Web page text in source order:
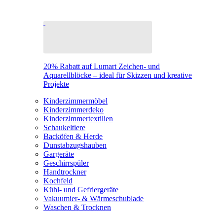
20% Rabatt auf Lumart Zeichen- und
Aquarellblöcke – ideal für Skizzen und kreative
Projekte
Kinderzimmermöbel
Kinderzimmerdeko
Kinderzimmertextilien
Schaukeltiere
Backöfen & Herde
Dunstabzugshauben
Gargeräte
Geschirrspüler
Handtrockner
Kochfeld
Kühl- und Gefriergeräte
Vakuumier- & Wärmeschublade
Waschen & Trocknen